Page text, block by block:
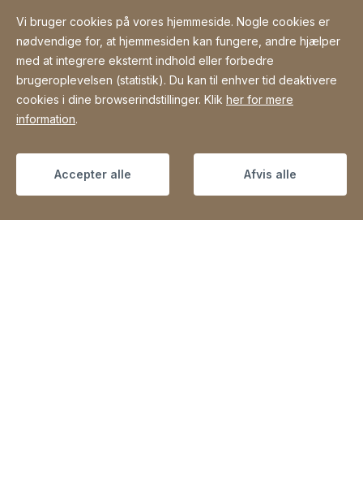
Vi bruger cookies på vores hjemmeside. Nogle cookies er
nødvendige for, at hjemmesiden kan fungere, andre hjælper
med at integrere eksternt indhold eller forbedre
brugeroplevelsen (statistik). Du kan til enhver tid deaktivere
cookies i dine browserindstillinger. Klik her for mere
information.
Accepter alle Afvis alle